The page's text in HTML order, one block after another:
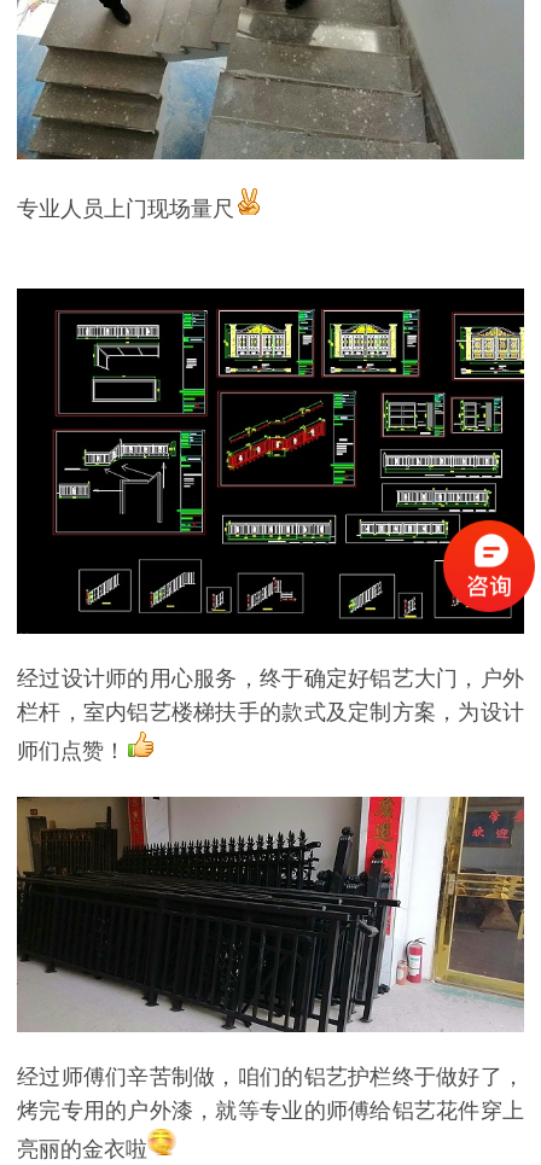
专业人员上门现场量尺
经过设计师的用心服务，终于确定好铝艺大门，户外
栏杆，室内铝艺楼梯扶手的款式及定制方案，为设计
师们点赞！
经过师傅们辛苦制做，咱们的铝艺护栏终于做好了，
烤完专用的户外漆，就等专业的师傅给铝艺花件穿上
亮丽的金衣啦